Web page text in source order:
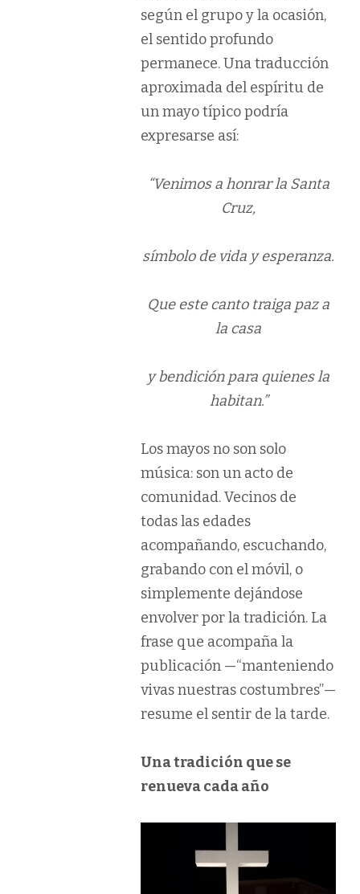
según el grupo y la ocasión,
el sentido profundo
permanece. Una traducción
aproximada del espíritu de
un mayo típico podría
expresarse así:
“Venimos a honrar la Santa
Cruz,
símbolo de vida y esperanza.
Que este canto traiga paz a
la casa
y bendición para quienes la
habitan.”
Los mayos no son solo
música: son un acto de
comunidad. Vecinos de
todas las edades
acompañando, escuchando,
grabando con el móvil, o
simplemente dejándose
envolver por la tradición. La
frase que acompaña la
publicación —“manteniendo
vivas nuestras costumbres”—
resume el sentir de la tarde.
Una tradición que se
renueva cada año